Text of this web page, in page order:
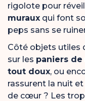
rigolote pour
muraux qui font
peps sans se
Côté objets utiles
sur les paniers
tout doux, ou
rassurent la nuit
de cœur ? Les